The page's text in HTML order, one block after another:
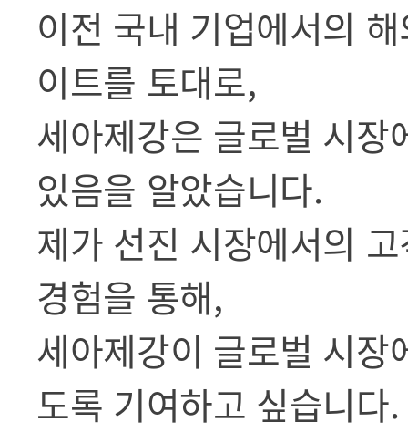
이전 국내 기업에서의
이트를 토대로,
세아제강은 글로벌 시
있음을 알았습니다.
제가 선진 시장에서의
경험을 통해,
세아제강이 글로벌 시
도록 기여하고 싶습니다.